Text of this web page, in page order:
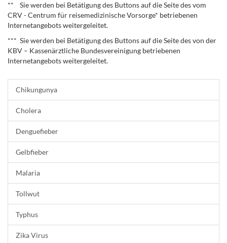
** Sie werden bei Betätigung des Buttons auf die Seite des vom
CRV - Centrum für reisemedizinische Vorsorge* betriebenen
Internetangebots weitergeleitet.
*** Sie werden bei Betätigung des Buttons auf die Seite des von der
KBV – Kassenärztliche Bundesvereinigung betriebenen
Internetangebots weitergeleitet.
Chikungunya
Cholera
Denguefieber
Gelbfieber
Malaria
Tollwut
Typhus
Zika Virus